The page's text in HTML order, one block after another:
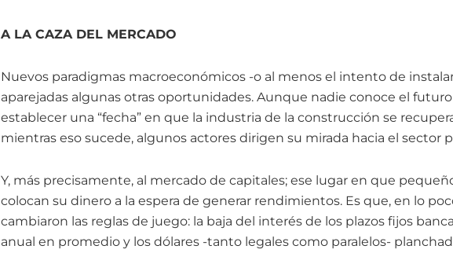
A LA CAZA DEL MERCADO
Nuevos paradigmas macroeconómicos -o al menos el intento de
aparejadas algunas otras oportunidades. Aunque nadie conoce el
establecer una “fecha” en que la industria de la construcción se
mientras eso sucede, algunos actores dirigen su mirada hacia el sector
Y, más precisamente, al mercado de capitales; ese lugar en que
colocan su dinero a la espera de generar rendimientos. Es que, en lo
cambiaron las reglas de juego: la baja del interés de los plazos fijos
anual en promedio y los dólares -tanto legales como paralelos-